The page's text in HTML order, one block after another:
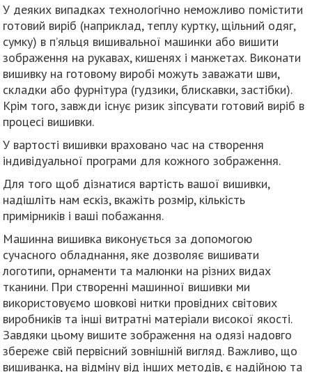
У деяких випадках технологічно неможливо помістити
готовий виріб (наприклад, теплу куртку, щільний одяг,
сумку) в п’яльця вишивальної машинки або вишити
зображення на рукавах, кишенях і манжетах. Виконати
вишивку на готовому виробі можуть заважати шви,
складки або фурнітура (гудзики, блискавки, застібки).
Крім того, завжди існує ризик зіпсувати готовий виріб в
процесі вишивки.
У вартості вишивки враховано час на створення
індивідуальної програми для кожного зображення.
Для того щоб дізнатися вартість вашої вишивки,
надішліть нам ескіз, вкажіть розмір, кількість
примірників і ваші побажання.
Машинна вишивка виконується за допомогою
сучасного обладнання, яке дозволяє вишивати
логотипи, орнаменти та малюнки на різних видах
тканини. При створенні машинної вишивки ми
використовуємо шовкові нитки провідних світових
виробників та інші витратні матеріали високої якості.
Завдяки цьому вишите зображення на одязі надовго
збереже свій первісний зовнішній вигляд. Важливо, що
вишиванка, на відміну від інших методів, є надійною та